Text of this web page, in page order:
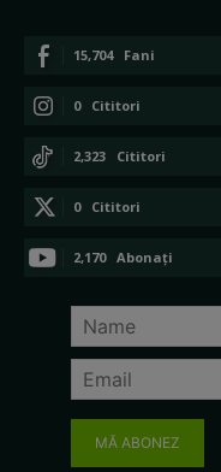
15,704 Fani
0 Cititori
2,323 Cititori
0 Cititori
2,170 Abonați
MĂ ABONEZ